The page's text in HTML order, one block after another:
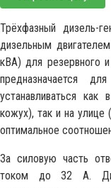
Трёхфазный дизель-
дизельным
кВА) для резервного и
предназначается
устанавливаться
кожух), так и на улице
оптимальное
За силовую часть
током до 32 А.